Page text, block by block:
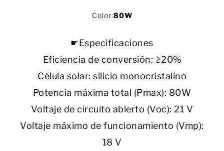
Color:80W
☛Especificaciones
Eficiencia de conversión: ≥20%
Célula solar: silicio monocristalino
Potencia máxima total (Pmax): 80W
Voltaje de circuito abierto (Voc): 21 V
Voltaje máximo de funcionamiento (Vmp):
18 V